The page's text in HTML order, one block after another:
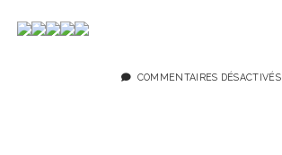
COMMENTAIRES DÉSACTIVÉS